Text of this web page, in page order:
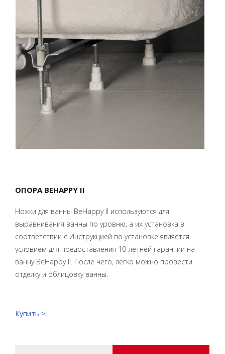
ОПОРА BEHAPPY II
Ножки для ванны BeHappy II используются для
выравнивания ванны по уровню, а их установка в
соответствии с Инструкцией по установке является
условием для предоставления 10-летней гарантии на
ванну BeHappy II. После чего, легко можно провести
отделку и облицовку ванны.
Купить >